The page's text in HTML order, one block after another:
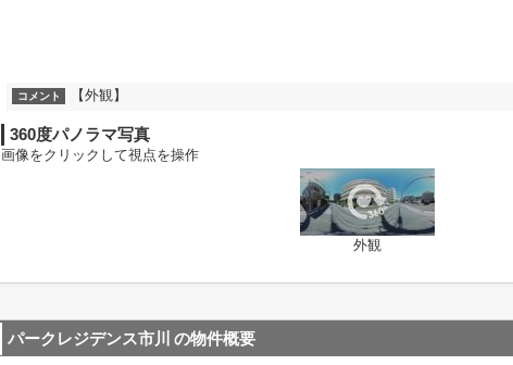
コメント 【外観】
360度パノラマ写真
画像をクリックして視点を操作
外観
パークレジデンス市川 の物件概要